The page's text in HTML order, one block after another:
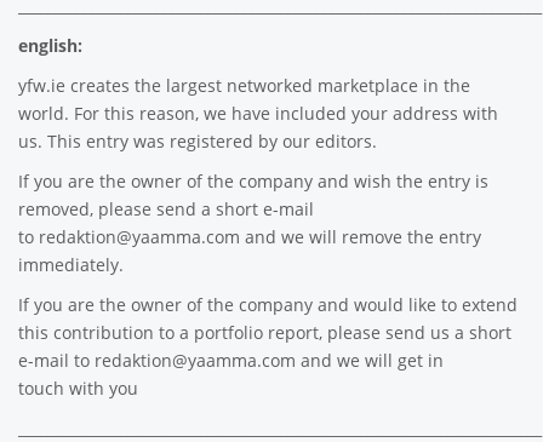
english:
yfw.ie creates the largest networked marketplace in the
world. For this reason, we have included your address with
us. This entry was registered by our editors.
If you are the owner of the company and wish the entry is
removed, please send a short e-mail
to redaktion@yaamma.com and we will remove the entry
immediately.
If you are the owner of the company and would like to extend
this contribution to a portfolio report, please send us a short
e-mail to redaktion@yaamma.com and we will get in
touch with you